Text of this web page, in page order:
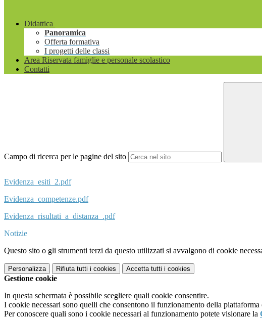
Didattica
Panoramica
Offerta formativa
I progetti delle classi
Area Riservata famiglie e personale scolastico
Contatti
Campo di ricerca per le pagine del sito
Evidenza_esiti_2.pdf
Evidenza_competenze.pdf
Evidenza_risultati_a_distanza_.pdf
Notizie
Questo sito o gli strumenti terzi da questo utilizzati si avvalgono di cookie
Personalizza Rifiuta tutti i cookies Accetta tutti i cookies
Gestione cookie
In questa schermata è possibile scegliere quali cookie consentire.
I cookie necessari sono quelli che consentono il funzionamento della
Per conoscere quali sono i cookie necessari al funzionamento potete visionare la